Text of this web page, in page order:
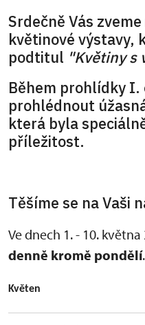
Srdečně Vás
květinové výstavy,
podtitul "Květiny s
Během prohlídky
prohlédnout
která byla
příležitost.
Těšíme se na Vaši
Ve dnech 1. - 10.
denně kromě pondělí
Květen